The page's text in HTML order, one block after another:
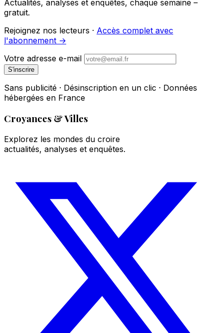
Actualités, analyses et enquêtes, chaque semaine –
gratuit.
Rejoignez nos lecteurs · Accès complet avec
l'abonnement →
Votre adresse e-mail
S'inscrire
Sans publicité · Désinscription en un clic · Données
hébergées en France
Croyances & Villes
Explorez les mondes du croire
actualités, analyses et enquêtes.